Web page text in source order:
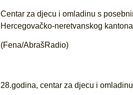
Centar za djecu i omladinu s
Hercegovačko-neretvanskog
(Fena/AbrašRadio)
28.godina, centar za djecu i